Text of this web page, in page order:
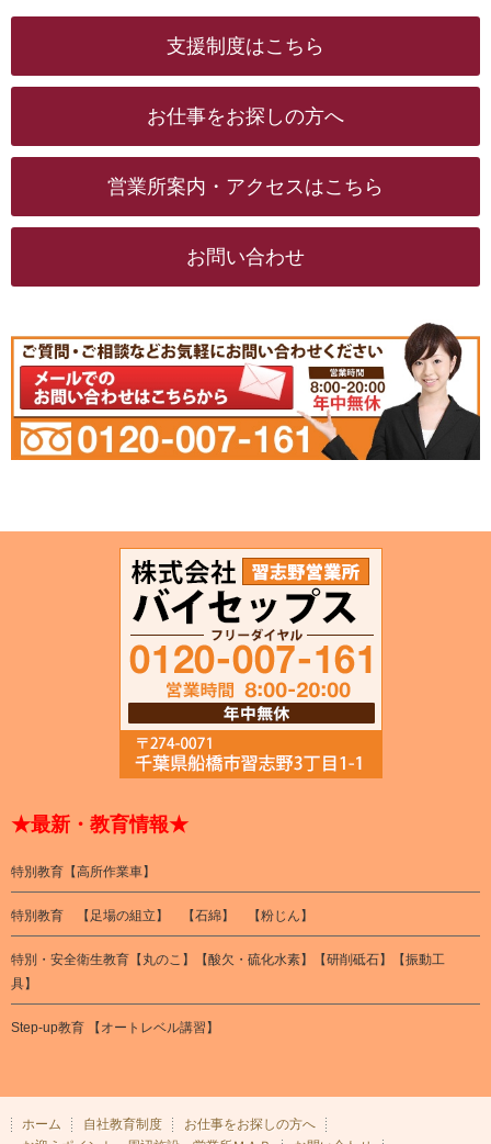
支援制度はこちら
お仕事をお探しの方へ
営業所案内・アクセスはこちら
お問い合わせ
★最新・教育情報★
特別教育【高所作業車】
特別教育 【足場の組立】 【石綿】 【粉じん】
特別・安全衛生教育【丸のこ】【酸欠・硫化水素】【研削砥石】【振動工
具】
Step-up教育 【オートレベル講習】
ホーム 自社教育制度
お仕事をお探しの方へ